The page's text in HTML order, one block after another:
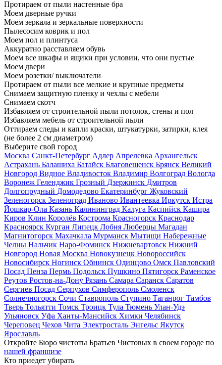
Протираем от пыли настенные бра
Моем дверные ручки
Моем зеркала и зеркальные поверхности
Пылесосим коврик и пол
Моем пол и плинтуса
Аккуратно расставляем обувь
Моем все шкафы и ящики при условии, что они пустые
Моем двери
Моем розетки/ выключатели
Протираем от пыли все мелкие и крупные предметы
Снимаем защитную пленку и чехлы с мебели
Снимаем скотч
Избавляем от строительной пыли потолок, стены и пол
Избавляем мебель от строительной пыли
Оттираем следы и капли краски, штукатурки, затирки, клея
(не более 2 см диаметром)
Выберите свой город
Москва Санкт-Петербург Адлер Апрелевка Архангельск
Астрахань Балашиха Батайск Благовещенск Брянск Великий
Новгород Видное Владивосток Владимир Волгоград Вологда
Воронеж Геленджик Грозный Дзержинск Дмитров
Долгопрудный Домодедово Екатеринбург Жуковский
Зеленогорск Зеленоград Иваново Ивантеевка Иркутск Истра
Йошкар-Ола Казань Калининград Калуга Каспийск Кашира
Киров Клин Королёв Кострома Красногорск Краснодар
Красноярск Курган Липецк Лобня Люберцы Магадан
Магнитогорск Махачкала Мурманск Мытищи Набережные
Челны Нальчик Наро-Фоминск Нижневартовск Нижний
Новгород Новая Москва Новокузнецк Новороссийск
Новосибирск Ногинск Обнинск Одинцово Омск Павловский
Посад Пенза Пермь Подольск Пушкино Пятигорск Раменское
Реутов Ростов-на-Дону Рязань Самара Саранск Саратов
Сергиев Посад Серпухов Симферополь Смоленск
Солнечногорск Сочи Ставрополь Ступино Таганрог Тамбов
Тверь Тольятти Томск Троицк Тула Тюмень Улан-Удэ
Ульяновск Уфа Ханты-Мансийск Химки Челябинск
Череповец Чехов Чита Электросталь Энгельс Якутск
Ярославль
Откройте Бюро чистоты Братьев Чистовых в своем городе по
нашей франшизе
Кто приедет убирать